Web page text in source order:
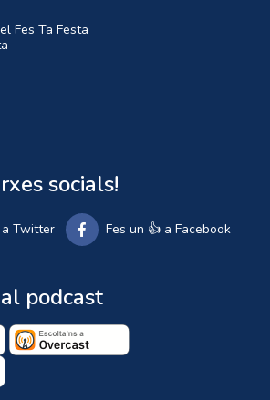
Fes Ta Festa
socials!
Twitter Fes un 👍 a Facebook
podcast